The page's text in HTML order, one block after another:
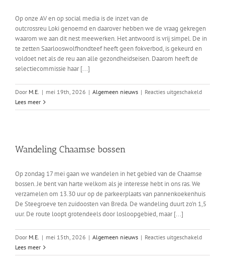
Op onze AV en op social media is de inzet van de
outcrossreu Loki genoemd en daarover hebben we de vraag gekregen
waarom we aan dit nest meewerken. Het antwoord is vrij simpel. De in
te zetten Saarlooswolfhondteef heeft geen fokverbod, is gekeurd en
voldoet net als de reu aan alle gezondheidseisen. Daarom heeft de
selectiecommissie haar [...]
Door M.E. | mei 19th, 2026 | Algemeen nieuws | Reacties uitgeschakeldvoor
x
Lees meer
Wandeling Chaamse bossen
Op zondag 17 mei gaan we wandelen in het gebied van de Chaamse
bossen. Je bent van harte welkom als je interesse hebt in ons ras. We
verzamelen om 13.30 uur op de parkeerplaats van pannenkoekenhuis
De Steegroeve ten zuidoosten van Breda. De wandeling duurt zo'n 1,5
uur. De route loopt grotendeels door losloopgebied, maar [...]
Door M.E. | mei 15th, 2026 | Algemeen nieuws | Reacties uitgeschakeldvoor
Chaamse
Lees meer